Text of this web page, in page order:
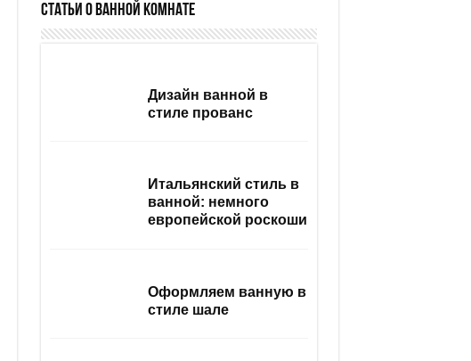
Статьи о ванной комнате
Дизайн ванной в
стиле прованс
Итальянский стиль в
ванной: немного
европейской роскоши
Оформляем ванную в
стиле шале